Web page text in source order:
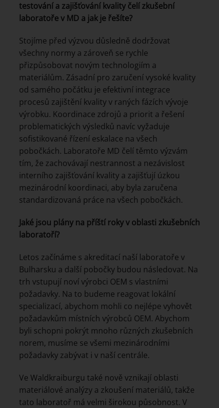
testování a zajišťování kvality čelí zkušební
laboratoře v MD a jak je řešíte?
Stojíme před výzvou důsledně dodržovat
všechny normy a zároveň se rychle
přizpůsobovat novým technologiím a
materiálům. Zásadní pro zaručení vysoké kvality
od samého počátku je efektivní integrace
procesů zajištění kvality v raných fázích vývoje
výrobku. Koordinace zdrojů a priorit a řešení
problematických výsledků navíc vyžaduje
sofistikované řízení eskalace na všech
pobočkách. Laboratoře MD čelí těmto výzvám
tím, že zachovávají nestrannost a nezávislost
interního zajišťování kvality a zajišťují úzkou
mezinárodní koordinaci, aby byla zaručena
standardizovaná práce na všech pobočkách.
Jaké jsou plány na příští roky v oblasti zkušebních
laboratoří?
Letos začínáme s akreditací naší laboratoře v
Bulharsku a další pobočky budou následovat. Na
trh vstupují noví výrobci OEM s vlastními
požadavky. Na to budeme reagovat lokální
specializací, abychom mohli co nejlépe vyhovět
požadavkům místních výrobců OEM. Abychom
byli schopni pokrýt mnoho různých zkušebních
norem, musíme se všemi mezinárodními
požadavky zabývat i v naší centrále.
Ve Waldkraiburgu také nově vznikají oblasti
materiálové analýzy a zkoušení materiálů, takže
tato laboratoř má velmi širokou působnost. V